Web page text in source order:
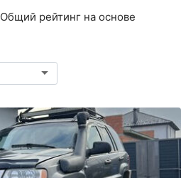
Общий рейтинг на основе